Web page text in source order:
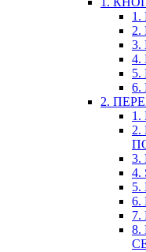
2.
4.